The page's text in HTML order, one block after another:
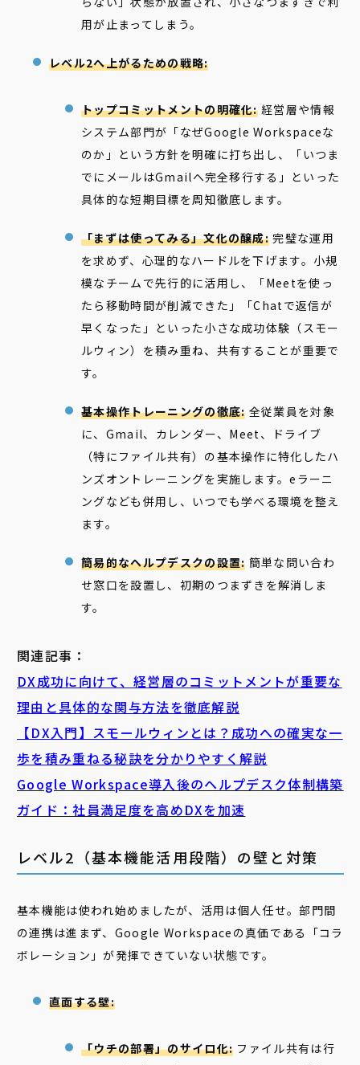
用が止まってしまう。
レベル2へ上がるための戦略:
トップコミットメントの明確化:経営層や情報
システム部門が「なぜGoogle Workspaceな
のか」という方針を明確に打ち出し、「いつま
でにメールはGmailへ完全移行する」といった
具体的な短期目標を周知徹底します。
「まずは使ってみる」文化の醸成: 完璧な運用
を求めず、心理的なハードルを下げます。小規
模なチームで先行的に活用し、「Meetを使っ
たら移動時間が削減できた」「Chatで返信が
早くなった」といった小さな成功体験（スモー
ルウィン）を積み重ね、共有することが重要で
す。
基本操作トレーニングの徹底: 全従業員を対象
に、Gmail、カレンダー、Meet、ドライブ
（特にファイル共有）の基本操作に特化したハ
ンズオントレーニングを実施します。eラーニ
ングなども併用し、いつでも学べる環境を整え
ます。
簡易的なヘルプデスクの設置: 簡単な問い合わ
せ窓口を設置し、初期のつまずきを解消しま
す。
関連記事：
DX成功に向けて、経営層のコミットメントが重要な
理由と具体的な関与方法を徹底解説
【DX入門】スモールウィンとは？成功への確実な一
歩を積み重ねる秘訣を分かりやすく解説
Google Workspace導入後のヘルプデスク体制構築
ガイド：社員満足度を高めDXを加速
レベル2（基本機能活用段階）の壁と対策
基本機能は使われ始めましたが、活用は個人任せ。部門間
の連携は進まず、Google Workspaceの真価である「コラ
ボレーション」が発揮できていない状態です。
直面する壁:
「ウチの部署」のサイロ化: ファイル共有は行